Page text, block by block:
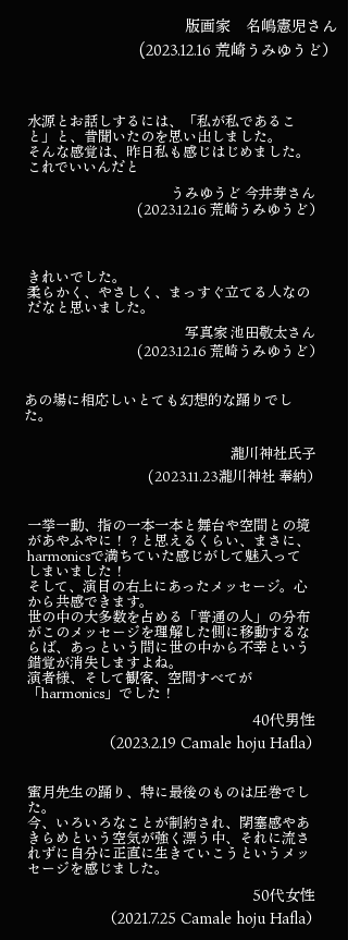
版画家 名嶋憲児さん
(2023.12.16 荒崎うみゆうど）
水源とお話しするには、「私が私であるこ
と」と、昔聞いたのを思い出しました。
そんな感覚は、昨日私も感じはじめました。
これでいいんだと
うみゆうど 今井芽さん
(2023.12.16 荒崎うみゆうど）
きれいでした。
柔らかく、やさしく、まっすぐ立てる人なの
だなと思いました。
写真家 池田敬太さん
(2023.12.16 荒崎うみゆうど）
あの場に相応しいとても幻想的な踊りでし
た。
瀧川神社氏子
(2023.11.23瀧川神社 奉納）
一挙一動、指の一本一本と舞台や空間との境
があやふやに！？と思えるくらい、まさに、
harmonicsで満ちていた感じがして魅入って
しまいました！
そして、演目の右上にあったメッセージ。心
から共感できます。
世の中の大多数を占める「普通の人」の分布
がこのメッセージを理解した側に移動するな
らば、あっという間に世の中から不幸という
錯覚が消失しますよね。
演者様、そして観客、空間すべてが
「harmonics」でした！
40代男性
（2023.2.19 Camale hoju Hafla）
蜜月先生の踊り、特に最後のものは圧巻でし
た。
今、いろいろなことが制約され、閉塞感やあ
きらめという空気が強く漂う中、それに流さ
れずに自分に正直に生きていこうというメッ
セージを感じました。
50代女性
（2021.7.25 Camale hoju Hafla）